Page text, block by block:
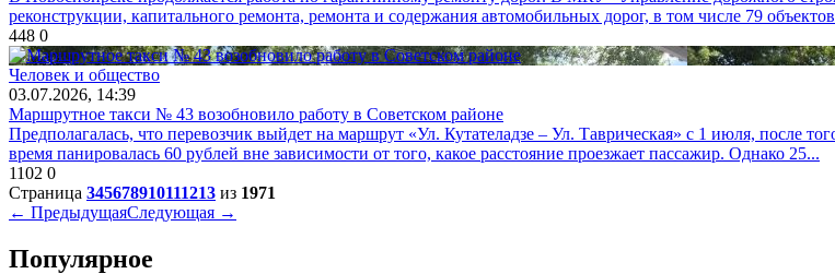
реконструкции, капитального ремонта, ремонта и содержания автомобильных дорог, в том числе 79
448 0
Человек и общество
03.07.2026, 14:39
Маршрутное такси № 43 возобновило работу в Советском районе
Предполагалась, что перевозчик выйдет на маршрут «Ул. Кутателадзе – Ул. Таврическая» с 1 июля, после
время панировалась 60 рублей вне зависимости от того, какое расстояние проезжает пассажир. Однако 25...
1102 0
Страница 345678910111213 из 1971
← ПредыдущаяСледующая →
Популярное